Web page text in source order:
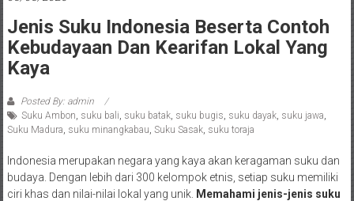
Jenis Suku Indonesia Beserta Contoh
Kebudayaan Dan Kearifan Lokal Yang
Kaya
Posted By: admin
Suku Ambon suku bali suku batak, suku bugis suku dayak, suku jawa
Suku Madura suku minangkabau Suku Sasak, suku toraja
Indonesia merupakan negara yang kaya akan keragaman suku dan
budaya. Dengan lebih dari 300 kelompok etnis, setiap suku memiliki
ciri khas dan nilai-nilai lokal yang unik. Memahami jenis-jenis suku